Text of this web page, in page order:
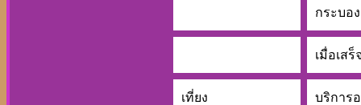
กระบอ
เมื่อเส
เที่ยง บริการ